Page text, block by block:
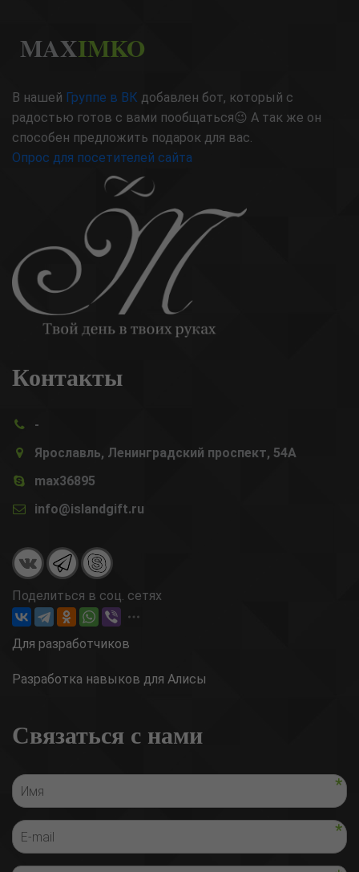
MAXIMKO
В нашей Группе в ВК добавлен бот, который с
радостью готов с вами пообщаться😉 А так же он
способен предложить подарок для вас.
Опрос для посетителей сайта
Контакты
-
Ярославль, Ленинградский проспект, 54А
max36895
info@islandgift.ru
Поделиться в соц. сетях
Для разработчиков
Разработка навыков для Алисы
Связаться с нами